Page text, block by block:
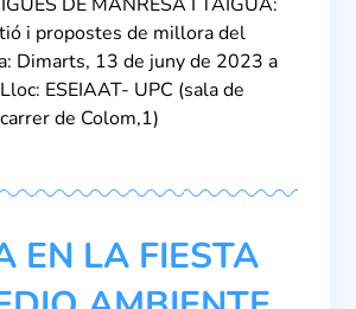
i propostes de millora del
Dimarts, 13 de juny de 2023 a
ESEIAAT- UPC (sala de
de Colom,1)
EN LA FIESTA